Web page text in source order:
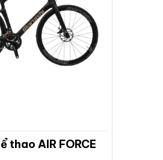
thao AIR FORCE